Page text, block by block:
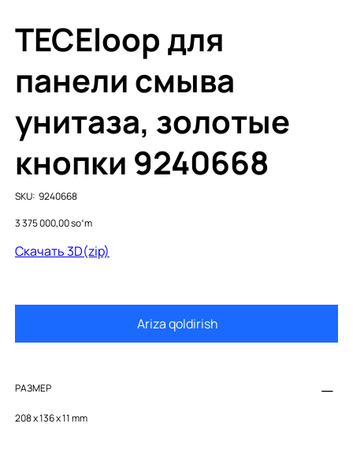
TECEloop для
панели смыва
унитаза, золотые
кнопки 9240668
SKU: SKU
9240668
9240668
Price
3 375 000,00 soʻm
Скачать 3D(zip)
Ariza qoldirish
РАЗМЕР
208 x 136 x 11 mm